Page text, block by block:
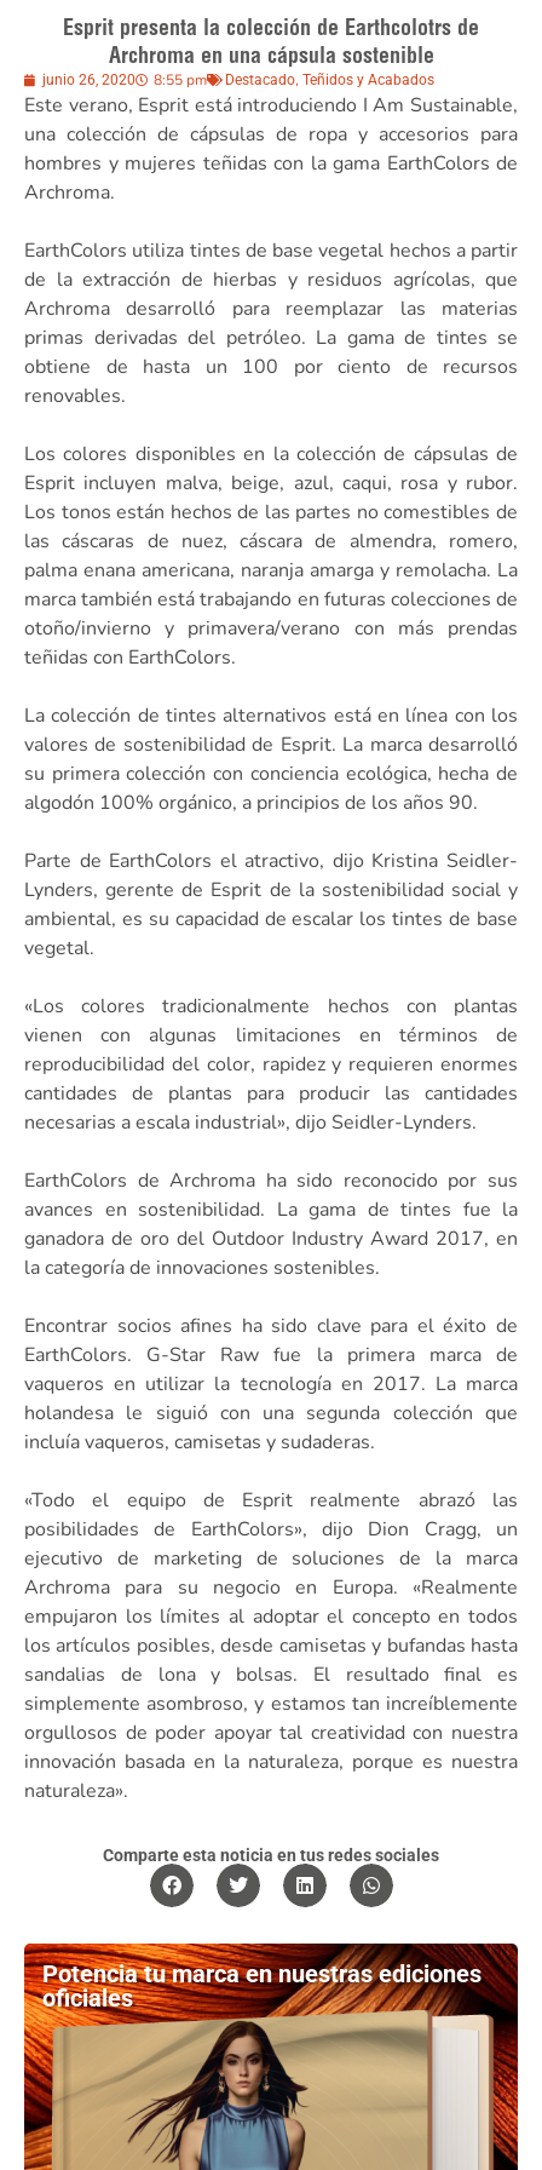
Esprit presenta la colección de Earthcolotrs de
Archroma en una cápsula sostenible
junio 26, 2020 8:55 pm Destacado, Teñidos y Acabados
Este verano, Esprit está introduciendo I Am Sustainable,
una colección de cápsulas de ropa y accesorios para
hombres y mujeres teñidas con la gama EarthColors de
Archroma.
EarthColors utiliza tintes de base vegetal hechos a partir
de la extracción de hierbas y residuos agrícolas, que
Archroma desarrolló para reemplazar las materias
primas derivadas del petróleo. La gama de tintes se
obtiene de hasta un 100 por ciento de recursos
renovables.
Los colores disponibles en la colección de cápsulas de
Esprit incluyen malva, beige, azul, caqui, rosa y rubor.
Los tonos están hechos de las partes no comestibles de
las cáscaras de nuez, cáscara de almendra, romero,
palma enana americana, naranja amarga y remolacha. La
marca también está trabajando en futuras colecciones de
otoño/invierno y primavera/verano con más prendas
teñidas con EarthColors.
La colección de tintes alternativos está en línea con los
valores de sostenibilidad de Esprit. La marca desarrolló
su primera colección con conciencia ecológica, hecha de
algodón 100% orgánico, a principios de los años 90.
Parte de EarthColors el atractivo, dijo Kristina Seidler-
Lynders, gerente de Esprit de la sostenibilidad social y
ambiental, es su capacidad de escalar los tintes de base
vegetal.
«Los colores tradicionalmente hechos con plantas
vienen con algunas limitaciones en términos de
reproducibilidad del color, rapidez y requieren enormes
cantidades de plantas para producir las cantidades
necesarias a escala industrial», dijo Seidler-Lynders.
EarthColors de Archroma ha sido reconocido por sus
avances en sostenibilidad. La gama de tintes fue la
ganadora de oro del Outdoor Industry Award 2017, en
la categoría de innovaciones sostenibles.
Encontrar socios afines ha sido clave para el éxito de
EarthColors. G-Star Raw fue la primera marca de
vaqueros en utilizar la tecnología en 2017. La marca
holandesa le siguió con una segunda colección que
incluía vaqueros, camisetas y sudaderas.
«Todo el equipo de Esprit realmente abrazó las
posibilidades de EarthColors», dijo Dion Cragg, un
ejecutivo de marketing de soluciones de la marca
Archroma para su negocio en Europa. «Realmente
empujaron los límites al adoptar el concepto en todos
los artículos posibles, desde camisetas y bufandas hasta
sandalias de lona y bolsas. El resultado final es
simplemente asombroso, y estamos tan increíblemente
orgullosos de poder apoyar tal creatividad con nuestra
innovación basada en la naturaleza, porque es nuestra
naturaleza».
Comparte esta noticia en tus redes sociales
Potencia tu marca en nuestras ediciones
oficiales